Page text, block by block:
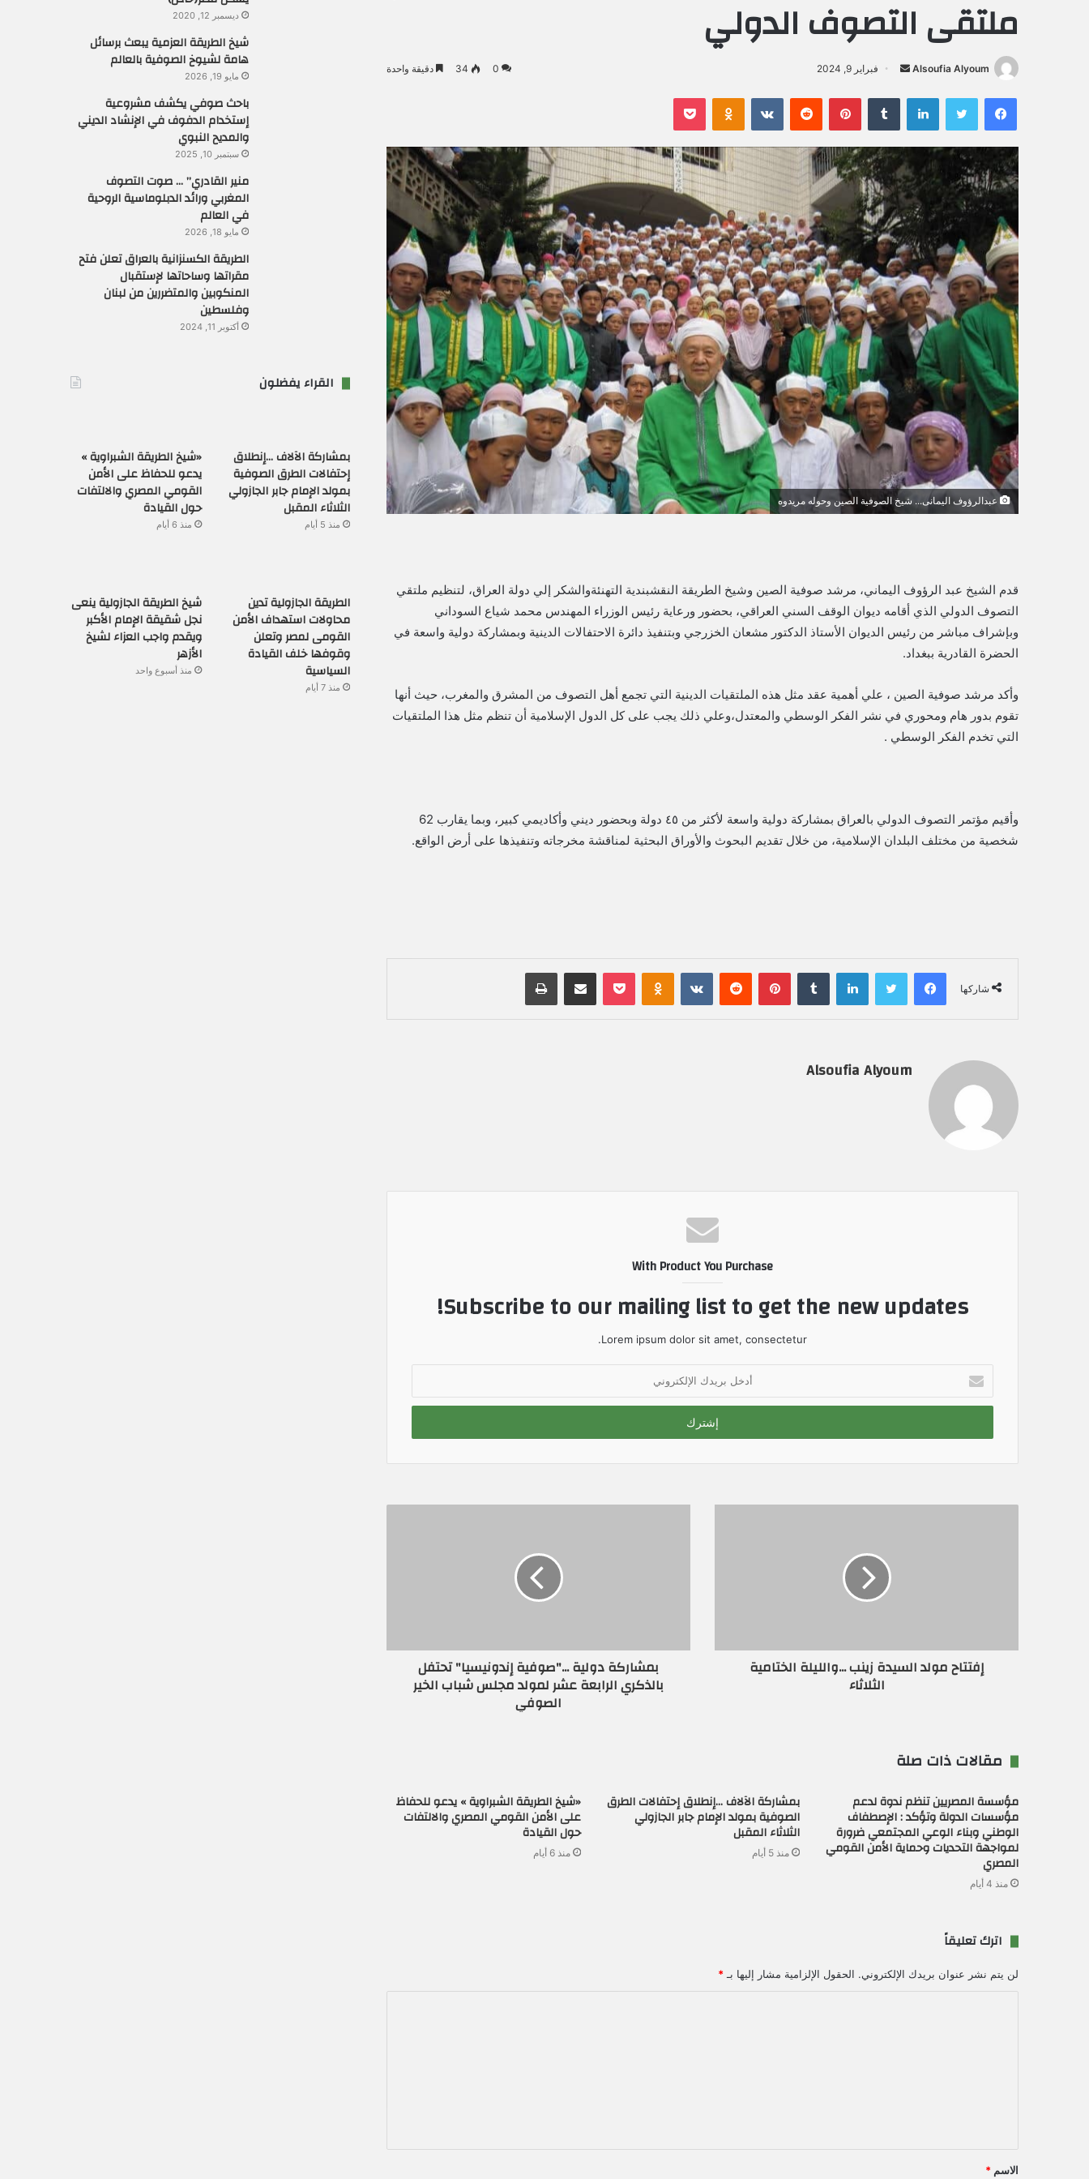
ملتقى التصوف الدولي
Alsoufia Alyoum
ل
ب
ر
ي
د
ا
إ
ل
ك
ت
ر
فبراير 9, 2024 0
34 دقيقة واحدة
فيسبوك لينكدإن بينتيريست
عبدالرؤوف اليمانى... شيخ الصوفية الصين وحوله مريدوه
قدم الشيخ عبد الرؤوف اليماني، مرشد صوفية الصين وشيخ الطريقة النقشبندية التهنئةوالشكر إلي دولة العراق، لتنظيم ملتقي
التصوف الدولي الذي أقامه ديوان الوقف السني العراقي، بحضور ورعاية رئيس الوزراء المهندس محمد شياع السوداني
وبإشراف مباشر من رئيس الديوان الأستاذ الدكتور مشعان الخزرجي وبتنفيذ دائرة الاحتفالات الدينية وبمشاركة دولية واسعة في
الحضرة القادرية ببغداد.
وأكد مرشد صوفية الصين ، علي أهمية عقد مثل هذه الملتقيات الدينية التي تجمع أهل التصوف من المشرق والمغرب، حيث أنها
تقوم بدور هام ومحوري في نشر الفكر الوسطي والمعتدل،وعلي ذلك يجب على كل الدول الإسلامية أن تنظم مثل هذا الملتقيات
التي تخدم الفكر الوسطي .
وأقيم مؤتمر التصوف الدولي بالعراق بمشاركة دولية واسعة لأكثر من ٤٥ دولة وبحضور ديني وأكاديمي كبير، وبما يقارب 62
شخصية من مختلف البلدان الإسلامية، من خلال تقديم البحوث والأوراق البحثية لمناقشة مخرجاته وتنفيذها على أرض الواقع.
شاركها
فيسبوك لينكدإن بينتيريست بوكيت
Alsoufia Alyoum
With Product You Purchase
Subscribe to our mailing list to get the new updates!
Lorem ipsum dolor sit amet, consectetur.
خ
ب
ك
إفتتاح مولد السيدة زينب ...والليلة الختامية
الثلاثاء
بمشاركة دولية ..."صوفية إندونيسيا" تحتفل
بالذكري الرابعة عشر لمولد مجلس شباب الخير
الصوفي
مقالات ذات صلة
مؤسسة المصريين تنظم ندوة لدعم
مؤسسات الدولة وتؤكد : الإصطفاف
الوطني وبناء الوعي المجتمعي ضرورة
لمواجهة التحديات وحماية الأمن القومي
المصري
منذ 4 أيام
بمشاركة الآلاف …إنطلاق إحتفالات الطرق
الصوفية بمولد الإمام جابر الجازولي
الثلاثاء المقبل
منذ 5 أيام
«شيخ الطريقة الشبراوية » يدعو للحفاظ
على الأمن القومي المصري والالتفات
حول القيادة
منذ 6 أيام
اترك تعليقاً
لن يتم نشر عنوان بريدك الإلكتروني. الحقول الإلزامية مشار إليها بـ *
ق
*
الاسم *
ديسمبر 12, 2020
شيخ الطريقة العزمية يبعث برسائل
هامة لشيوخ الصوفية بالعالم
مايو 19, 2026
باحث صوفي يكشف مشروعية
إستخدام الدفوف في الإنشاد الديني
والمديح النبوي
سبتمبر 10, 2025
منير القادري” … صوت التصوف
المغربي ورائد الدبلوماسية الروحية
في العالم
مايو 18, 2026
الطريقة الكسنزانية بالعراق تعلن فتح
مقراتها وساحاتها لإستقبال
المنكوبين والمتضررين من لبنان
وفلسطين
أكتوبر 11, 2024
القراء يفضلون
بمشاركة الآلاف …إنطلاق
إحتفالات الطرق الصوفية
بمولد الإمام جابر الجازولي
الثلاثاء المقبل
منذ 5 أيام
«شيخ الطريقة الشبراوية »
يدعو للحفاظ على الأمن
القومي المصري والالتفات
حول القيادة
منذ 6 أيام
الطريقة الجازولية تدين
محاولات استهداف الأمن
القومى لمصر وتعلن
وقوفها خلف القيادة
السياسية
منذ 7 أيام
شيخ الطريقة الجازولية ينعى
نجل شقيقة الإمام الأكبر
ويقدم واجب العزاء لشيخ
الأزهر
منذ أسبوع واحد